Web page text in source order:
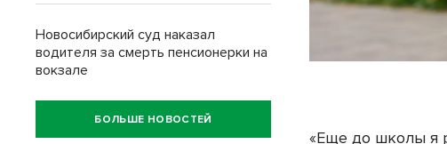
«Еще до школы я
Новосибирский суд наказал
водителя за смерть пенсионерки на
вокзале
БОЛЬШЕ НОВОСТЕЙ